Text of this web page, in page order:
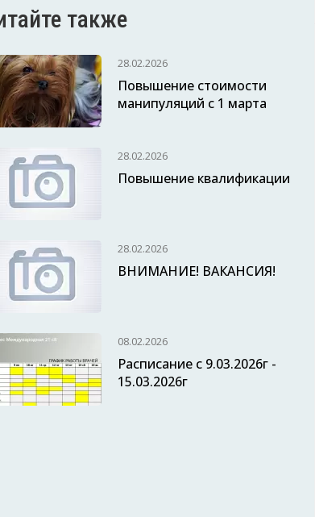
также
28.02.2026
Повышение стоимости
манипуляций с 1 марта
28.02.2026
Повышение квалификации
28.02.2026
ВНИМАНИЕ! ВАКАНСИЯ!
08.02.2026
Расписание с 9.03.2026г -
15.03.2026г